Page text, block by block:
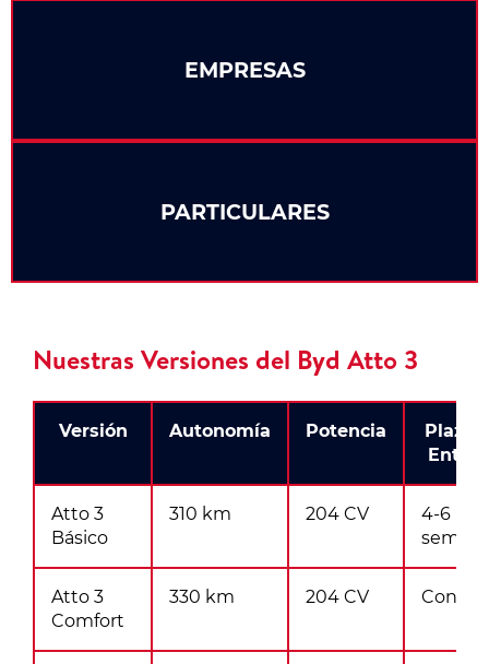
PARTICULARES
EMPRESAS
Nuestras Versiones del Byd Atto 3
Versión Autonomía Potencia
Plazo
Atto 3
Básico
310 km 204 CV
4-6
Atto 3
Comfort
330 km 204 CV